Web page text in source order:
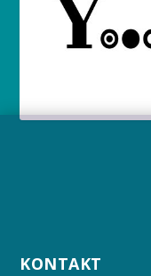
KONTAKT